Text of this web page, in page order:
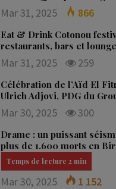
Mar 31, 2025 866
Eat & Drink Cotonou
restaurants, bars et
Mar 31, 2025 259
Célébration de l’Aïd El
Ulrich Adjovi, PDG du
Mar 30, 2025 300
Drame : un puissant
plus de 1.600 morts en
Mar 30, 2025 1 152